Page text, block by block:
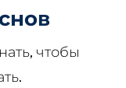
чтобы